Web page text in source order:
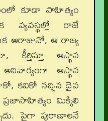
కూడా సాహిత్యం
రాజే
ఆరాజునో, ఆ రాజ్య
కీర్తిస్తూ ఆస్థాన
అనివార్యంగా ఆస్థాన
కవికో నచ్చిన దైవ
మిక్కిలి
పైగా పురాణాలనే